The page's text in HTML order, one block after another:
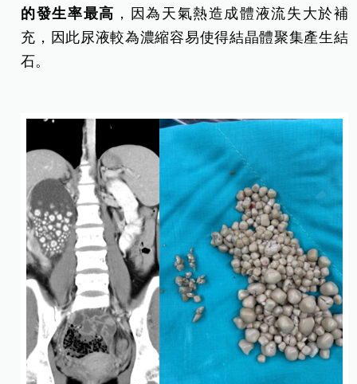
的發生率最高 ，因為天氣熱造成體液流失大於補
充，因此尿液較為濃縮容易使得結晶體聚集產生結
石。